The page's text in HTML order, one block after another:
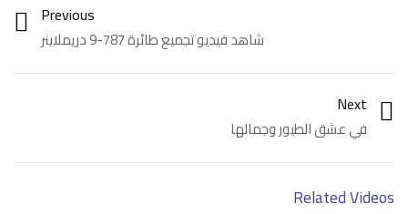
Category: فيديو
Previous
شاهد فيديو تجميع طائرة 787-9 دريملاينر
Next
في عشق الطيور وجمالها
Related Videos